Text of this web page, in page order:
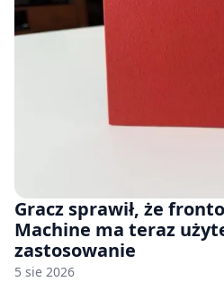
Gracz sprawił, że
Machine ma teraz
zastosowanie
5 sie 2026